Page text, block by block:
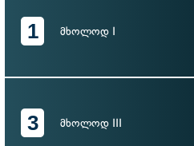
1 მხოლოდ I
3 მხოლოდ III